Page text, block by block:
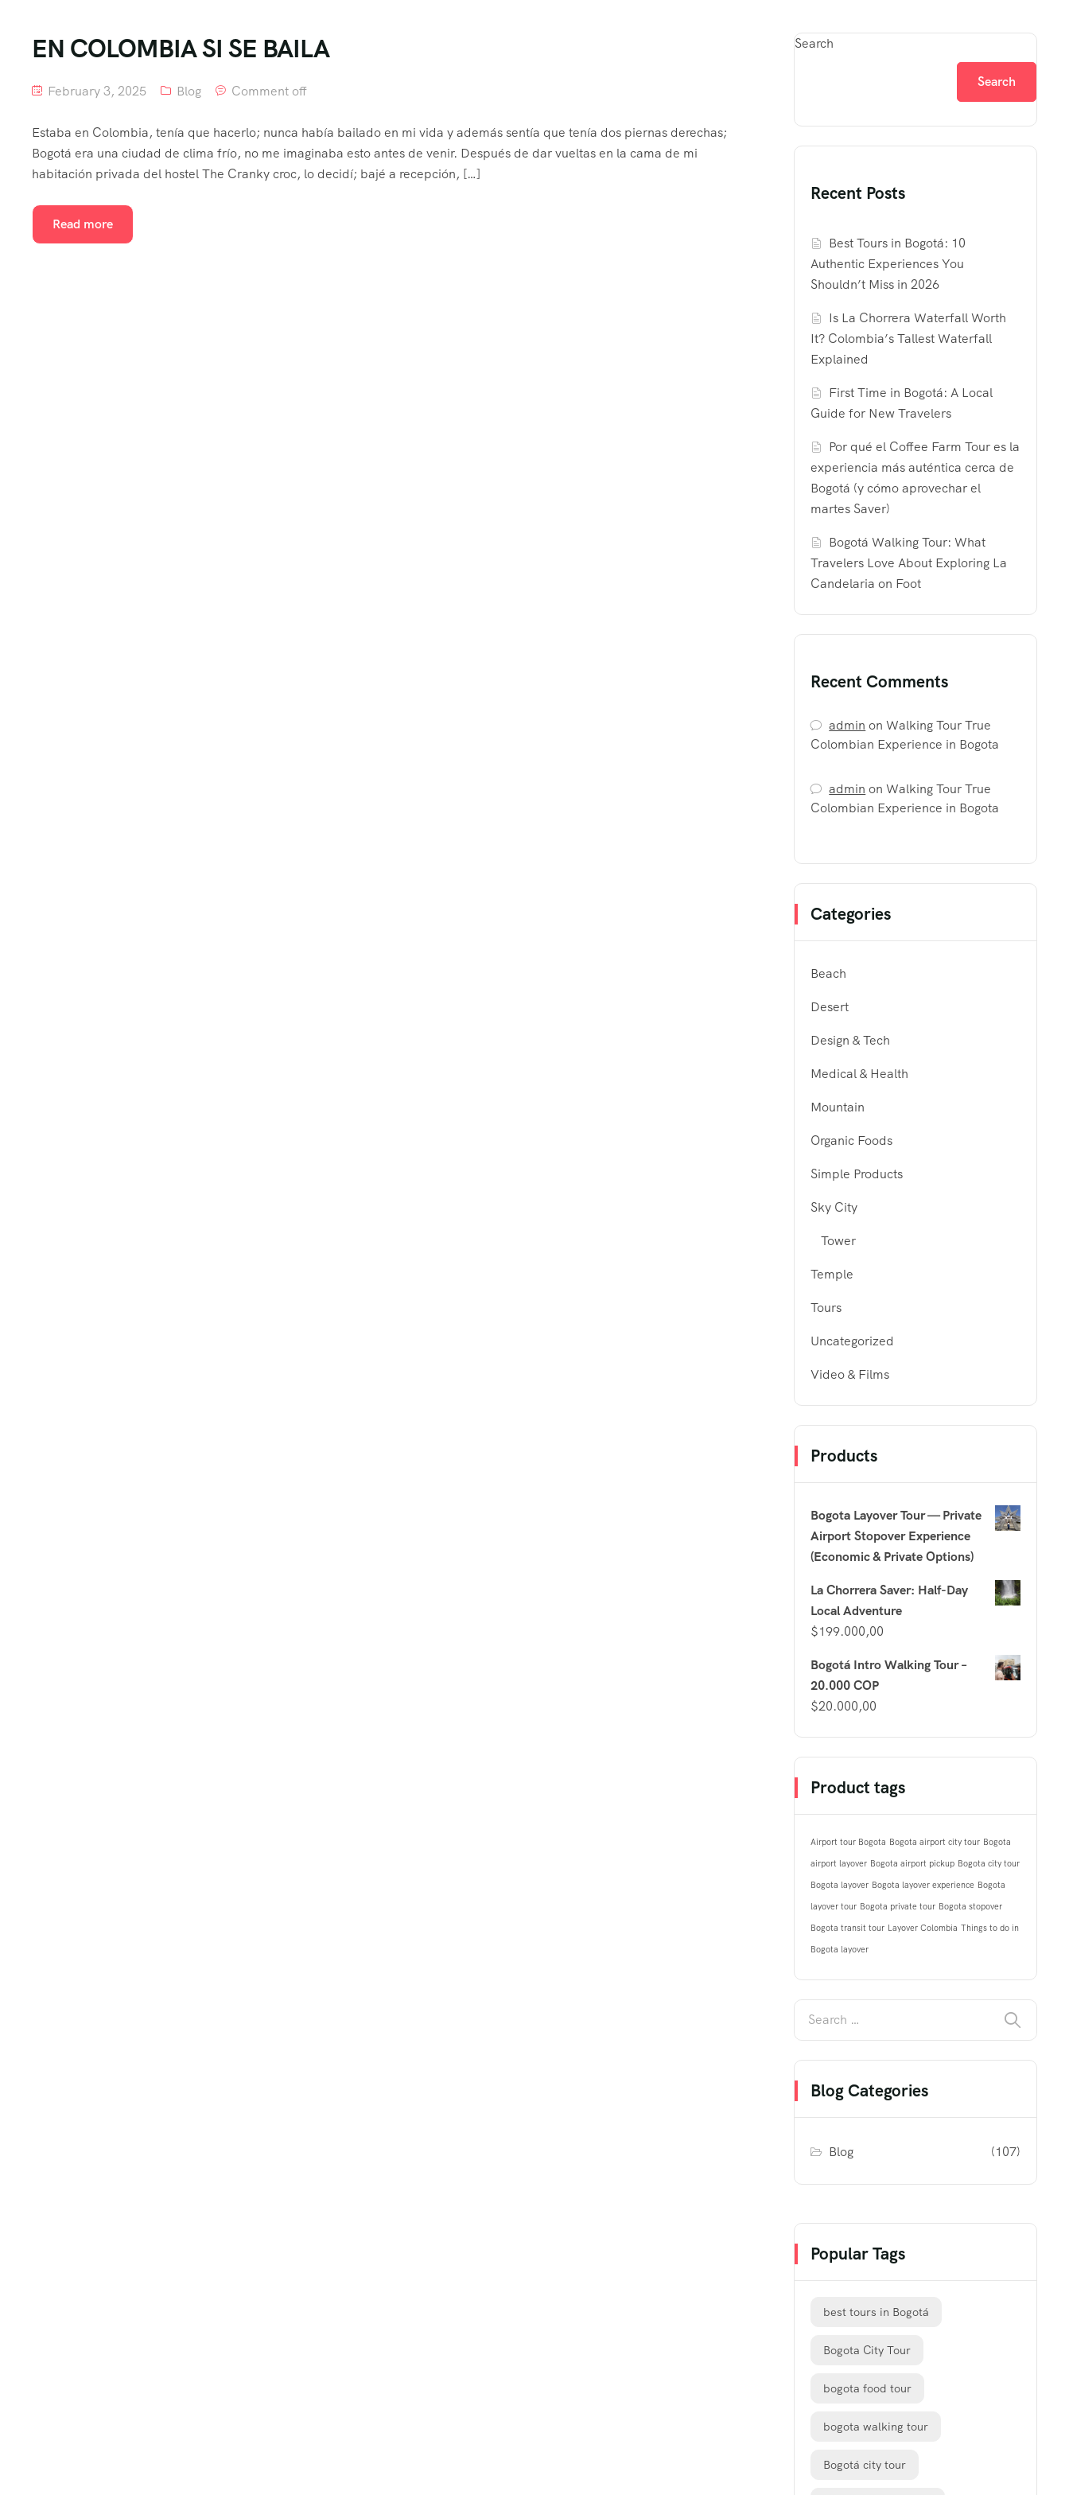
EN COLOMBIA SI SE BAILA
February 3, 2025 Blog Comment off
Estaba en Colombia, tenía que hacerlo; nunca había bailado en mi vida y además sentía que tenía dos piernas derechas;
Bogotá era una ciudad de clima frío, no me imaginaba esto antes de venir. Después de dar vueltas en la cama de mi
habitación privada del hostel The Cranky croc, lo decidí; bajé a recepción, […]
Read more
Search
Search
Recent Posts
Best Tours in Bogotá: 10
Authentic Experiences You
Shouldn’t Miss in 2026
Is La Chorrera Waterfall Worth
It? Colombia’s Tallest Waterfall
Explained
First Time in Bogotá: A Local
Guide for New Travelers
Por qué el Coffee Farm Tour es la
experiencia más auténtica cerca de
Bogotá (y cómo aprovechar el
martes Saver)
Bogotá Walking Tour: What
Travelers Love About Exploring La
Candelaria on Foot
Recent Comments
admin onWalking Tour True
Colombian Experience in Bogota
admin onWalking Tour True
Colombian Experience in Bogota
Categories
Beach
Desert
Design & Tech
Medical & Health
Mountain
Organic Foods
Simple Products
Sky City
Tower
Temple
Tours
Uncategorized
Video & Films
Products
Bogota Layover Tour — Private
Airport Stopover Experience
(Economic & Private Options)
La Chorrera Saver: Half-Day
Local Adventure
$199.000,00
Bogotá Intro Walking Tour –
20.000 COP
$20.000,00
Product tags
Airport tour Bogota Bogota airport city tour Bogota
airport layover Bogota airport pickup Bogota city tour
Bogota layover Bogota layover experience Bogota
layover tour Bogota private tour Bogota stopover
Bogota transit tour Layover Colombia Things to do in
Bogota layover
Blog Categories
Blog (107)
Popular Tags
best tours in Bogotá
Bogota City Tour
bogota food tour
bogota walking tour
Bogotá city tour